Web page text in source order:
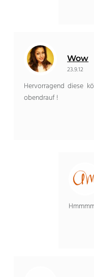
Wow
23.9.12
Hervorragend diese
obendrauf !